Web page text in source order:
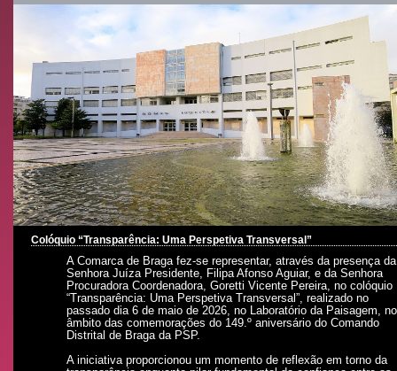
Colóquio “Transparência: Uma Perspetiva Transversal”
A Comarca de Braga fez-se representar, através da presença da
Senhora Juíza Presidente, Filipa Afonso Aguiar, e da Senhora
Procuradora Coordenadora, Goretti Vicente Pereira, no colóquio
“Transparência: Uma Perspetiva Transversal”, realizado no
passado dia 6 de maio de 2026, no Laboratório da Paisagem, no
âmbito das comemorações do 149.º aniversário do Comando
Distrital de Braga da PSP.
A iniciativa proporcionou um momento de reflexão em torno da